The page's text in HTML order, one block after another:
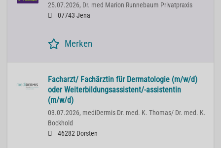
25.07.2026, Dr. med Marion Runnebaum Privatpraxis
07743 Jena
Merken
Facharzt/ Fachärztin für Dermatologie (m/w/d)
oder Weiterbildungsassistent/-assistentin
(m/w/d)
03.07.2026, mediDermis Dr. med. K. Thomas/ Dr. med. K.
Bockhold
46282 Dorsten